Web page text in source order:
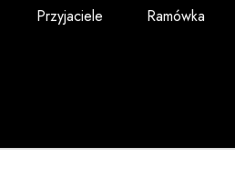
Przyjaciele Ramówka